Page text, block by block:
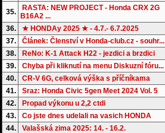
35.
RASTA: NEW PROJECT - Honda CRX 2G
B16A2 ...
36. ★ HONDAy 2025 ★ - 4.7.- 6.7.2025
37. Článek: Členství v Honda-club.cz - souhr...
38. ReNo: K-1 Attack H22 - jezdici a brzdici
39. Chyba při kliknutí na menu Diskuzní fóru...
40. CR-V 6G, celková výška s příčníkama
41. Sraz: Honda Civic 5gen Meet 2024 Vol. 5
42. Propad výkonu u 2,2 ctdi
43. Co jste dnes udelali na vasich HONDA
44. Valašská zima 2025: 14. - 16.2.